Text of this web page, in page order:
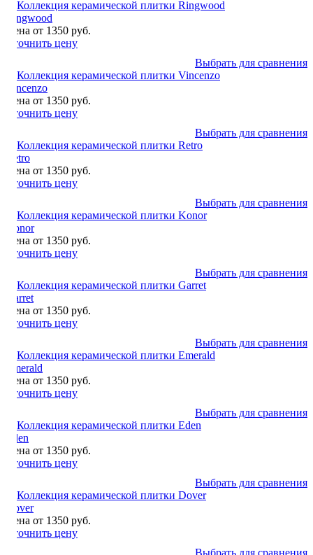
Ringwood
Цена от 1350 руб.
Уточнить цену
Выбрать для сравнения
Vincenzo
Цена от 1350 руб.
Уточнить цену
Выбрать для сравнения
Retro
Цена от 1350 руб.
Уточнить цену
Выбрать для сравнения
Konor
Цена от 1350 руб.
Уточнить цену
Выбрать для сравнения
Garret
Цена от 1350 руб.
Уточнить цену
Выбрать для сравнения
Emerald
Цена от 1350 руб.
Уточнить цену
Выбрать для сравнения
Eden
Цена от 1350 руб.
Уточнить цену
Выбрать для сравнения
Dover
Цена от 1350 руб.
Уточнить цену